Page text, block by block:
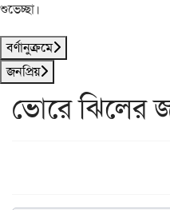
শুভেচ্ছা।
বর্ণানুক্রমে
জনপ্রিয়
ভোরে ঝিলের